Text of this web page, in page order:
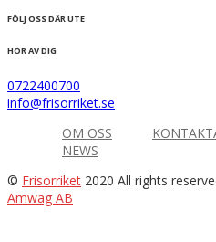
FÖLJ OSS DÄR UTE
HÖR AV DIG
0722400700
info@frisorriket.se
OM OSS
NEWS
© Frisorriket 2020 All rights
Amwag AB